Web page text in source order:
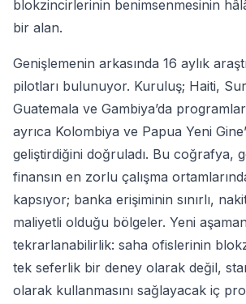
blokzincirlerinin benimsenmesinin
bir alan.
Genişlemenin arkasında 16 aylık
pilotları bulunuyor. Kuruluş; Haiti,
Guatemala ve Gambiya’da
ayrıca Kolombiya ve Papua Yeni
geliştirdiğini doğruladı. Bu coğrafya,
finansın en zorlu çalışma
kapsıyor; banka erişiminin sınırlı,
maliyetli olduğu bölgeler. Yeni
tekrarlanabilirlik: saha ofislerinin
tek seferlik bir deney olarak değil,
olarak kullanmasını sağlayacak iç